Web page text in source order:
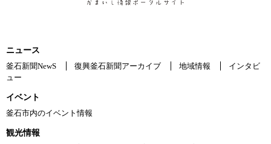
ニュース
釜石新聞NewS
復興釜石新聞アーカイブ 地域情報
インタビ
ュー
イベント
釜石市内のイベント情報
観光情報